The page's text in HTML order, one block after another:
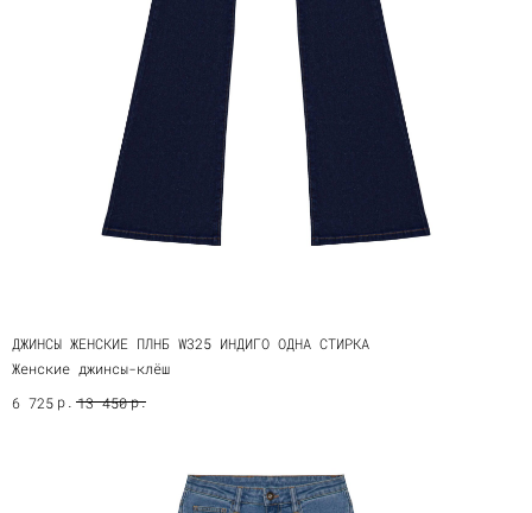
ДЖИНСЫ ЖЕНСКИЕ ПЛНБ W325 ИНДИГО ОДНА СТИРКА
Женские джинсы-клёш
6 725 р. 13 450р.